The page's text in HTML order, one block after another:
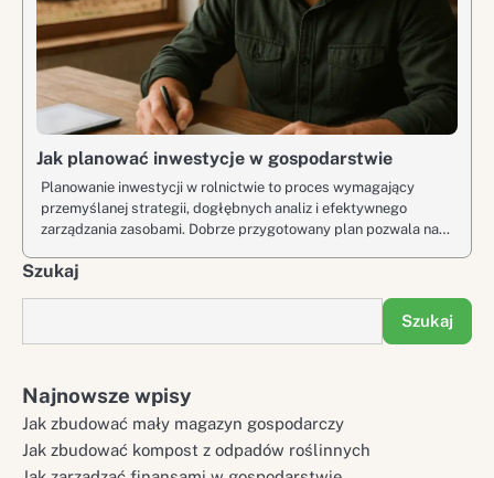
Jak planować inwestycje w gospodarstwie
Planowanie inwestycji w rolnictwie to proces wymagający
przemyślanej strategii, dogłębnych analiz i efektywnego
zarządzania zasobami. Dobrze przygotowany plan pozwala na…
Szukaj
Szukaj
Najnowsze wpisy
Jak zbudować mały magazyn gospodarczy
Jak zbudować kompost z odpadów roślinnych